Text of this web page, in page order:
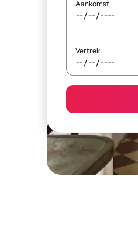
Aankomst
Vertrek